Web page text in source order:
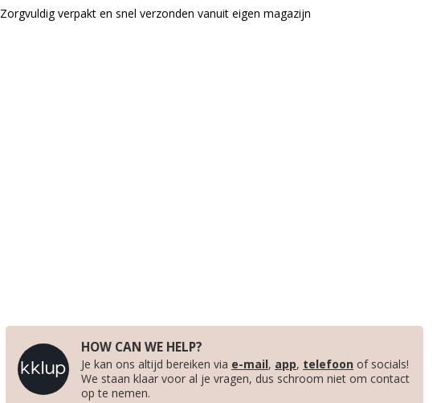
Zorgvuldig verpakt en snel verzonden vanuit eigen magazijn
HOW CAN WE HELP?
Je kan ons altijd bereiken via e-mail, app, telefoon of socials!
We staan klaar voor al je vragen, dus schroom niet om contact
op te nemen.